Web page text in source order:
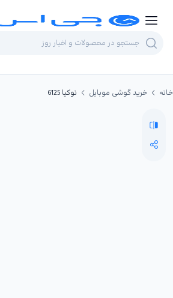
خانه خرید گوشی موبایل نوکیا 6125